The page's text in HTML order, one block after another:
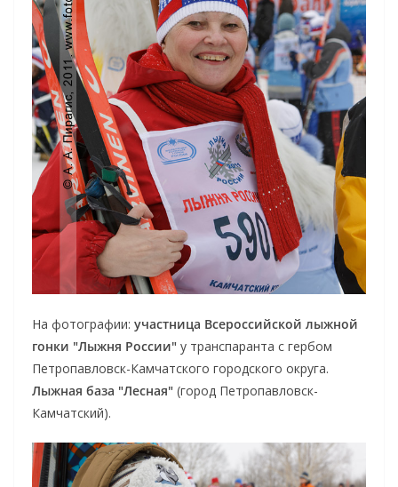
На фотографии: участница Всероссийской лыжной
гонки "Лыжня России" у транспаранта с гербом
Петропавловск-Камчатского городского округа.
Лыжная база "Лесная" (город Петропавловск-
Камчатский).